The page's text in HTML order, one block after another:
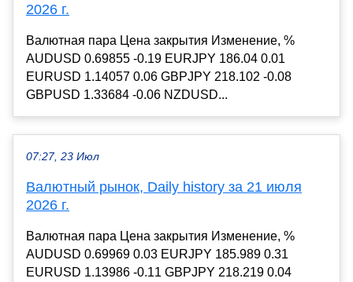
2026 г.
Валютная пара Цена закрытия Изменение, %
AUDUSD 0.69855 -0.19 EURJPY 186.04 0.01
EURUSD 1.14057 0.06 GBPJPY 218.102 -0.08
GBPUSD 1.33684 -0.06 NZDUSD...
07:27, 23 Июл
Валютный рынок, Daily history за 21 июля
2026 г.
Валютная пара Цена закрытия Изменение, %
AUDUSD 0.69969 0.03 EURJPY 185.989 0.31
EURUSD 1.13986 -0.11 GBPJPY 218.219 0.04